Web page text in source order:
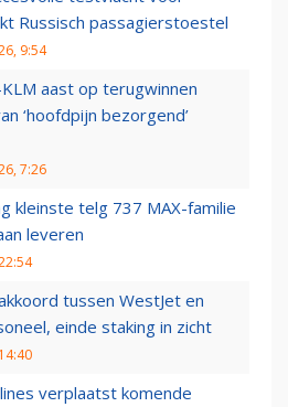
Russisch passagierstoestel
9:54
aast op terugwinnen
‘hoofdpijn bezorgend’
7:26
kleinste telg 737 MAX-familie
leveren
tussen WestJet en
einde staking in zicht
verplaatst komende